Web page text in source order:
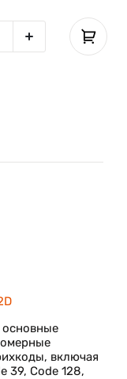
основные
включая
39, Code 128,